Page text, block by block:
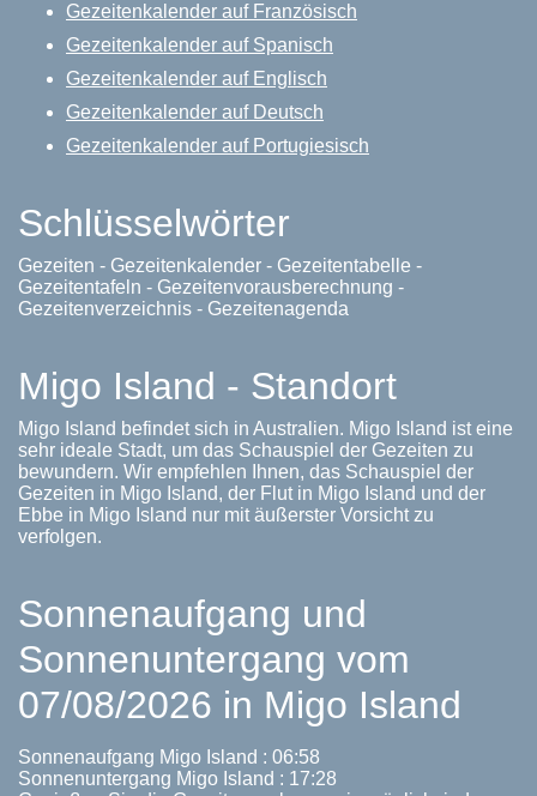
Gezeitenkalender auf Französisch
Gezeitenkalender auf Spanisch
Gezeitenkalender auf Englisch
Gezeitenkalender auf Deutsch
Gezeitenkalender auf Portugiesisch
Schlüsselwörter
Gezeiten - Gezeitenkalender - Gezeitentabelle -
Gezeitentafeln - Gezeitenvorausberechnung -
Gezeitenverzeichnis - Gezeitenagenda
Migo Island - Standort
Migo Island befindet sich in Australien. Migo Island ist eine
sehr ideale Stadt, um das Schauspiel der Gezeiten zu
bewundern. Wir empfehlen Ihnen, das Schauspiel der
Gezeiten in Migo Island, der Flut in Migo Island und der
Ebbe in Migo Island nur mit äußerster Vorsicht zu
verfolgen.
Sonnenaufgang und
Sonnenuntergang vom
07/08/2026 in Migo Island
Sonnenaufgang Migo Island : 06:58
Sonnenuntergang Migo Island : 17:28